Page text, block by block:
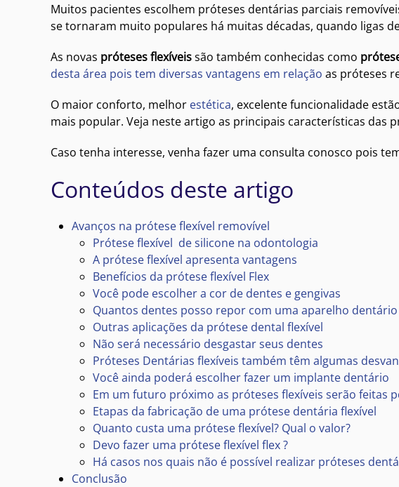
Muitos pacientes escolhem próteses dentárias parciais
se tornaram muito populares há muitas décadas, quando ligas
As novas próteses flexíveissão também conhecidas como
desta área pois tem diversas vantagens em relação as próteses
O maior conforto, melhor estética, excelente funcionalidade
mais popular. Veja neste artigo as principais características das
Caso tenha interesse, venha fazer uma consulta conosco pois
Conteúdos deste artigo
Avanços na prótese flexível removível
Prótese flexível de silicone na odontologia
A prótese flexível apresenta vantagens
Benefícios da prótese flexível Flex
Você pode escolher a cor de dentes e gengivas
Quantos dentes posso repor com uma aparelho dentário
Outras aplicações da prótese dental flexível
Não será necessário desgastar seus dentes
Próteses Dentárias flexíveis também têm algumas
Você ainda poderá escolher fazer um implante dentário
Em um futuro próximo as próteses flexíveis serão feitas
Etapas da fabricação de uma prótese dentária flexível
Quanto custa uma prótese flexível? Qual o valor?
Devo fazer uma prótese flexível flex ?
Há casos nos quais não é possível realizar próteses
Conclusão